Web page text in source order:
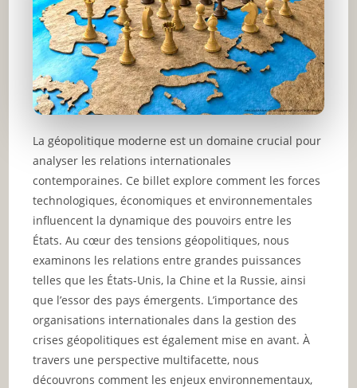
La géopolitique moderne est un domaine crucial pour
analyser les relations internationales
contemporaines. Ce billet explore comment les forces
technologiques, économiques et environnementales
influencent la dynamique des pouvoirs entre les
États. Au cœur des tensions géopolitiques, nous
examinons les relations entre grandes puissances
telles que les États-Unis, la Chine et la Russie, ainsi
que l’essor des pays émergents. L’importance des
organisations internationales dans la gestion des
crises géopolitiques est également mise en avant. À
travers une perspective multifacette, nous
découvrons comment les enjeux environnementaux,